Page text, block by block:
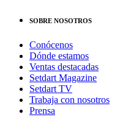
SOBRE NOSOTROS
Conócenos
Dónde estamos
Ventas destacadas
Setdart Magazine
Setdart TV
Trabaja con nosotros
Prensa